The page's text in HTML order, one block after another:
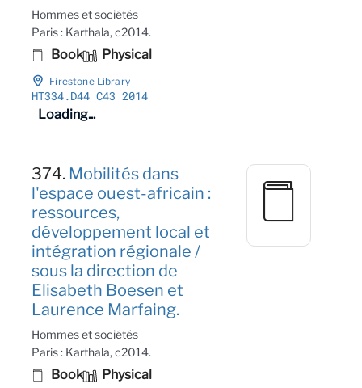
Hommes et sociétés
Paris : Karthala, c2014.
Book Physical
Firestone Library
HT334.D44 C43 2014
Loading...
374. Mobilités dans
l'espace ouest-africain :
ressources,
développement local et
intégration régionale /
sous la direction de
Elisabeth Boesen et
Laurence Marfaing.
Hommes et sociétés
Paris : Karthala, c2014.
Book Physical